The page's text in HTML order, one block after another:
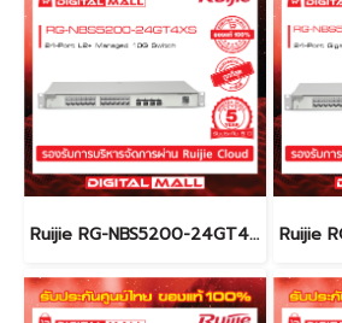
Ruijie RG-NBS5200-24GT4XS อุปกรณ์ขยายสัญญาณ (Switch) รับประกันศูนย์ไทย 5 ปี